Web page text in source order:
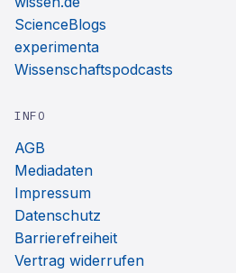
ScienceBlogs
experimenta
Wissenschaftspodcasts
INFO
AGB
Mediadaten
Impressum
Datenschutz
Barrierefreiheit
Vertrag widerrufen